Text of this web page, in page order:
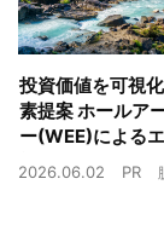
投資価値を可視
素提案 ホールアースエナジ
ー(WEE)による
戦略とは｜工場脱
2026.06.02 PR